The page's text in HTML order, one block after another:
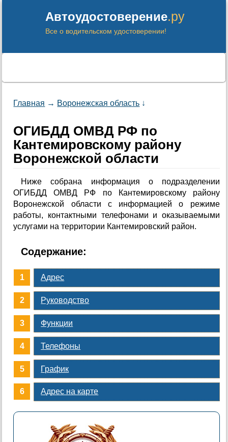
Автоудостоверение.ру
Все о водительском удостоверении!
Главная → Воронежская область ↓
ОГИБДД ОМВД РФ по
Кантемировскому району
Воронежской области
Ниже собрана информация о подразделении
ОГИБДД ОМВД РФ по Кантемировскому району
Воронежской области с информацией о режиме
работы, контактными телефонами и оказываемыми
услугами на территории Кантемировский район.
Содержание:
Адрес
Руководство
Функции
Телефоны
График
Адрес на карте